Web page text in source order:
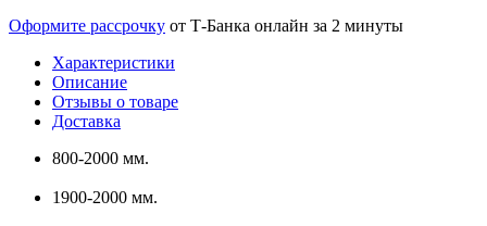
Оформите рассрочку от Т-Банка онлайн за 2 минуты
Характеристики
Описание
Отзывы о товаре
Доставка
800-2000 мм.
1900-2000 мм.